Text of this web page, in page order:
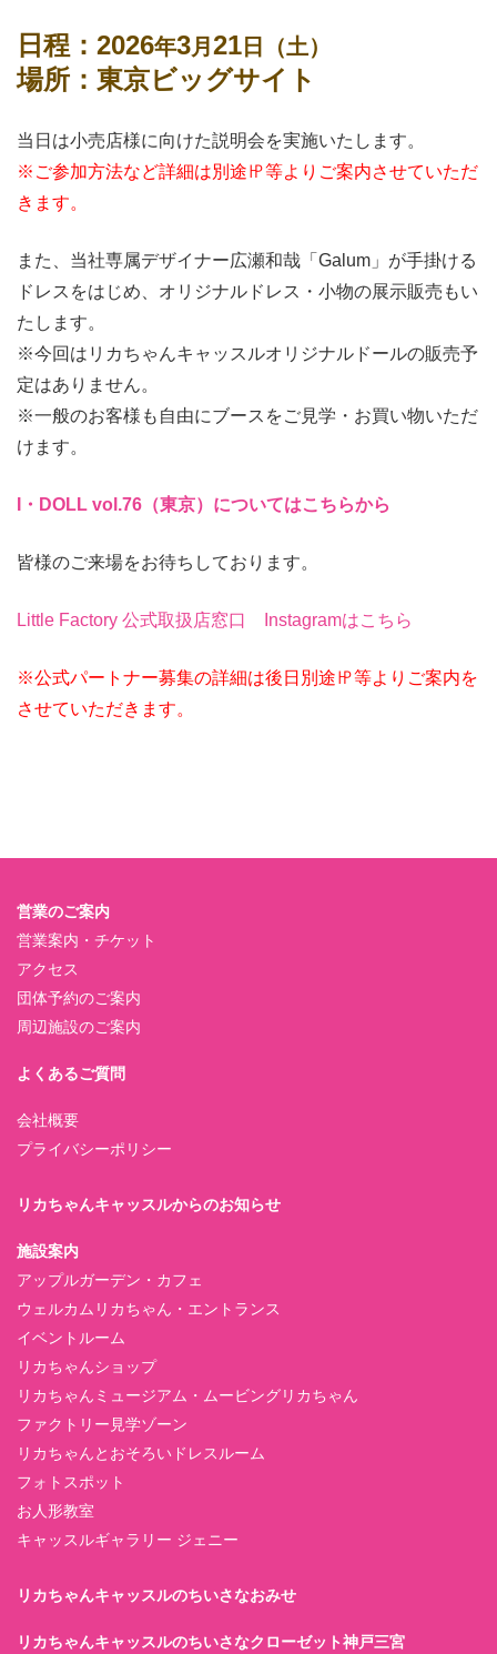
日程：2026年3月 21 日（土）
場所：東京ビッグサイト
当日は小売店様に向けた説明会を実施いたします。
※ご参加方法など詳細は別途㏋等よりご案内させていただ
きます。
また、当社専属デザイナー広瀬和哉「Galum」が手掛ける
ドレスをはじめ、オリジナルドレス・小物の展示販売もい
たします。
※今回はリカちゃんキャッスルオリジナルドールの販売予
定はありません。
※一般のお客様も自由にブースをご見学・お買い物いただ
けます。
I・DOLL vol.76（東京）についてはこちらから
皆様のご来場をお待ちしております。
Little Factory 公式取扱店窓口 Instagramはこちら
※公式パートナー募集の詳細は後日別途㏋等よりご案内を
させていただきます。
営業のご案内
営業案内・チケット
アクセス
団体予約のご案内
周辺施設のご案内
よくあるご質問
会社概要
プライバシーポリシー
リカちゃんキャッスルからのお知らせ
施設案内
アップルガーデン・カフェ
ウェルカムリカちゃん・エントランス
イベントルーム
リカちゃんショップ
リカちゃんミュージアム・ムービングリカちゃん
ファクトリー見学ゾーン
リカちゃんとおそろいドレスルーム
フォトスポット
お人形教室
キャッスルギャラリー ジェニー
リカちゃんキャッスルのちいさなおみせ
リカちゃんキャッスルのちいさなクローゼット神戸三宮